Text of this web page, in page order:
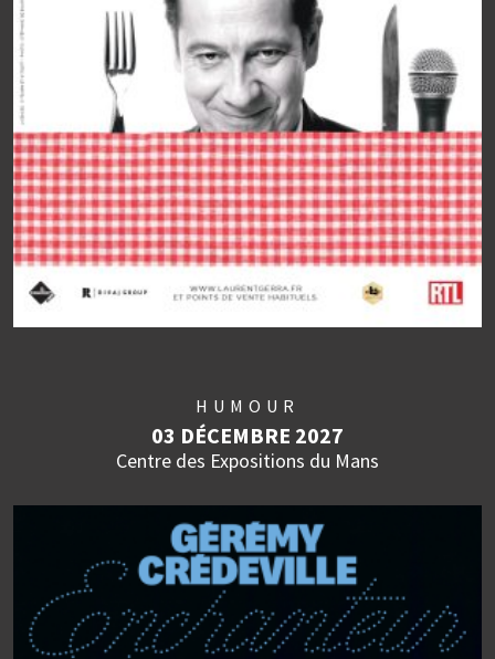
HUMOUR
03 DÉCEMBRE 2027
Centre des Expositions du Mans